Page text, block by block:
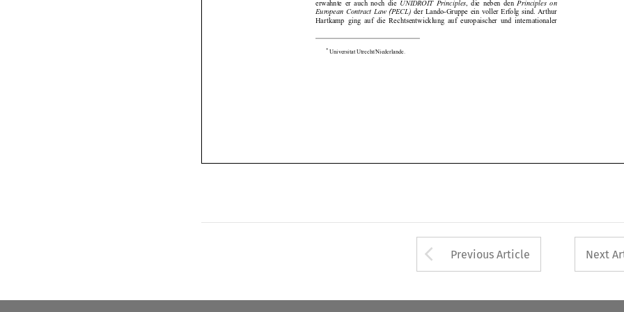

  
 

 
European  Contract  Law  (PECL) der  Lando-Gruppe  ein  voller  Erfolg  sind.  Arthur
Hartkamp  ging  auf  die  Rechtsentwicklung  auf  europäischer  und  internationaler
Arrow button used
Previous Article Next